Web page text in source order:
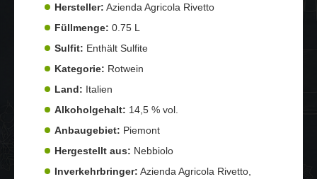
Hersteller: Azienda Agricola Rivetto
Füllmenge: 0.75 L
Sulfit: Enthält Sulfite
Kategorie: Rotwein
Land: Italien
Alkoholgehalt: 14,5 % vol.
Anbaugebiet: Piemont
Hergestellt aus: Nebbiolo
Inverkehrbringer: Azienda Agricola Rivetto,